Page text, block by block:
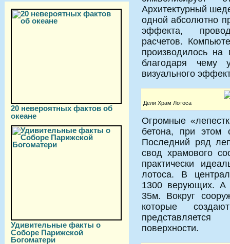
20 невероятных фактов об
океане
Удивительные факты о
Соборе Парижской
Богоматери
Архитектурный
одной абсолютно
эффекта,
расчетов.
производилось на
благодаря чему
визуального
Дели Храм Лотоса
Огромные
бетона, при этом
Последний ряд
свод храмового
практически
лотоса. В
1300 верующих. А
35м. Вокруг
которые
поверхности.